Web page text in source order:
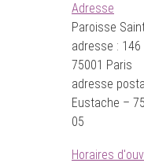
Adresse
Paroisse
adresse :
75001 Paris
adresse
Eustache –
05
Horaires